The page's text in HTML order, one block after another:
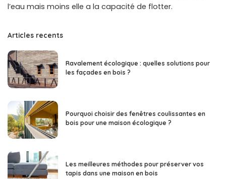
l’eau mais moins elle a la capacité de flotter.
Articles recents
Ravalement écologique : quelles solutions pour
les façades en bois ?
Pourquoi choisir des fenêtres coulissantes en
bois pour une maison écologique ?
Les meilleures méthodes pour préserver vos
tapis dans une maison en bois